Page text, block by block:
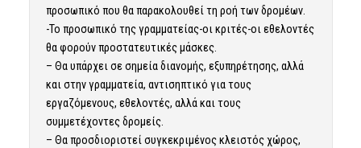
προσωπικό που θα παρακολουθεί τη ροή των δρομέων.
-Το προσωπικό της γραμματείας-οι κριτές-οι εθελοντές
θα φορούν προστατευτικές μάσκες.
– Θα υπάρχει σε σημεία διανομής, εξυπηρέτησης, αλλά
και στην γραμματεία, αντισηπτικό για τους
εργαζόμενους, εθελοντές, αλλά και τους
συμμετέχοντες δρομείς.
– Θα προσδιοριστεί συγκεκριμένος κλειστός χώρος,